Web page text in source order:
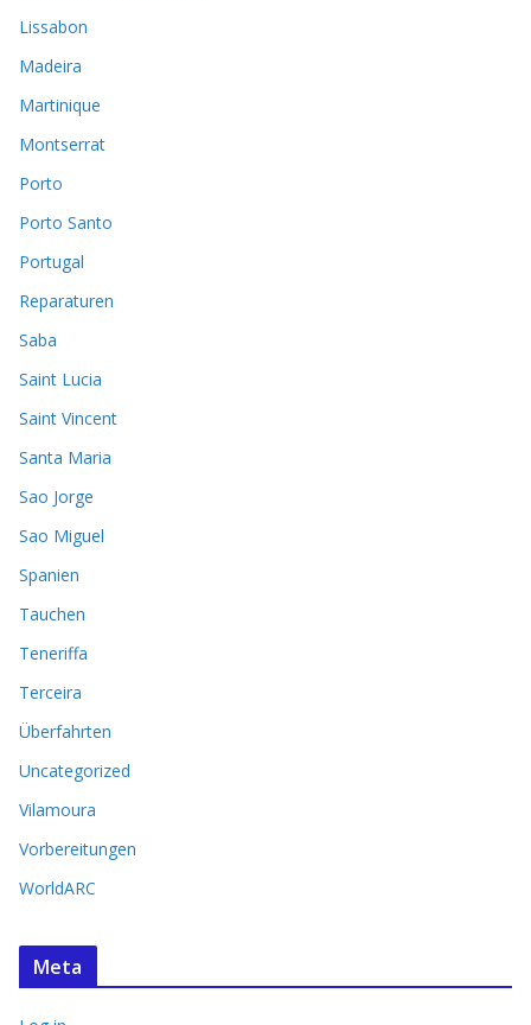
Lissabon
Madeira
Martinique
Montserrat
Porto
Porto Santo
Portugal
Reparaturen
Saba
Saint Lucia
Saint Vincent
Santa Maria
Sao Jorge
Sao Miguel
Spanien
Tauchen
Teneriffa
Terceira
Überfahrten
Uncategorized
Vilamoura
Vorbereitungen
WorldARC
Meta